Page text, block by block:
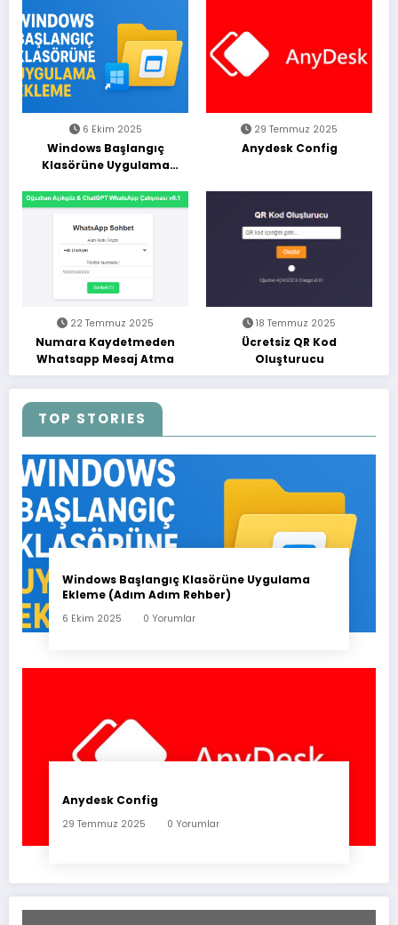
6 Ekim 2025
Windows Başlangıç
Klasörüne Uygulama
Rehber)
29 Temmuz 2025
Anydesk Config
22 Temmuz 2025
Numara Kaydetmeden
Whatsapp Mesaj Atma
18 Temmuz 2025
Ücretsiz QR Kod
Oluşturucu
TOP STORIES
Windows Başlangıç Klasörüne Uygulama
Ekleme (Adım Adım Rehber)
6 Ekim 2025 0 Yorumlar
Anydesk Config
29 Temmuz 2025 0 Yorumlar